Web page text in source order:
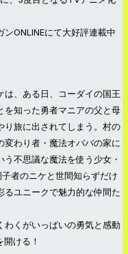
ONLINEにて大好評連載中
は、ある日、コーダイの国王
を知った勇者マニアの父と母
り旅に出されてしまう。村の
変わり者・魔法オババの家に
不思議な魔法を使う少女・
者のニケと世間知らずだけ
るユニークで魅力的な仲間た
わくがいっぱいの勇気と感動
ける！